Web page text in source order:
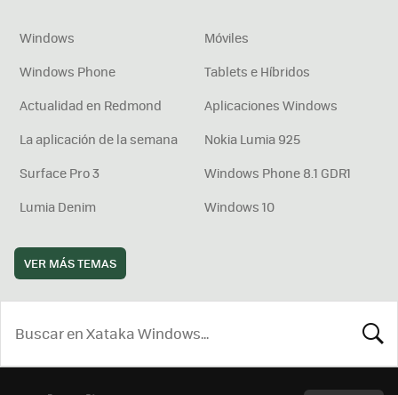
Windows
Móviles
Windows Phone
Tablets e Híbridos
Actualidad en Redmond
Aplicaciones Windows
La aplicación de la semana
Nokia Lumia 925
Surface Pro 3
Windows Phone 8.1 GDR1
Lumia Denim
Windows 10
VER MÁS TEMAS